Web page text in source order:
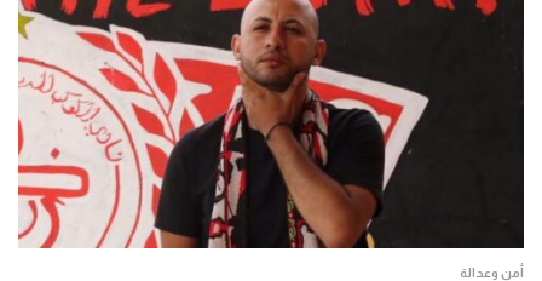
أمن وعدالة